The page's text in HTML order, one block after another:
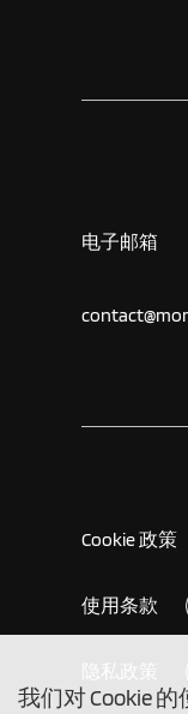
我们对 Cookie 的
电子邮箱
Cookie 政策
使用条款
隐私政策